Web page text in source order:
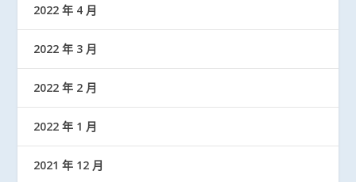
2022 年 4 月
2022 年 3 月
2022 年 2 月
2022 年 1 月
2021 年 12 月